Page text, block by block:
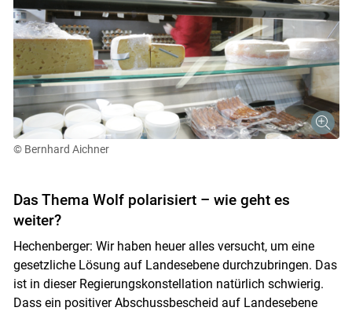
© Bernhard Aichner
Das Thema Wolf polarisiert – wie geht es
weiter?
Hechenberger: Wir haben heuer alles versucht, um eine
gesetzliche Lösung auf Landesebene durchzubringen. Das
ist in dieser Regierungskonstellation natürlich schwierig.
Dass ein positiver Abschussbescheid auf Landesebene